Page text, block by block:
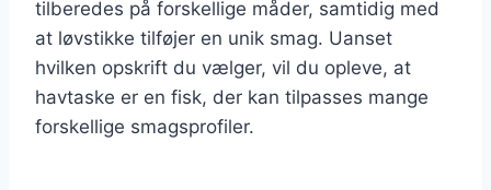
tilberedes på forskellige måder, samtidig med
at løvstikke tilføjer en unik smag. Uanset
hvilken opskrift du vælger, vil du opleve, at
havtaske er en fisk, der kan tilpasses mange
forskellige smagsprofiler.